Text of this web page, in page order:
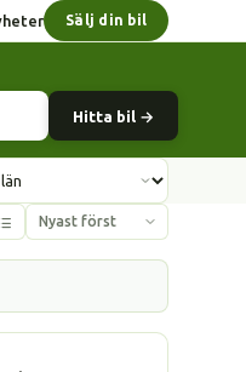
Sälj din bil
Hitta bil →